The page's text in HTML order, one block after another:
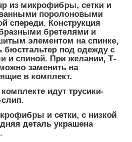
из микрофибры, сетки и
поролоновыми
спереди. Конструкция
бретелями и
элементом на спинке,
бюстгальтер под одежду с
и спиной. При желании, Т-
заменить на
в комплект.
идут трусики-
слип.
и сетки, с низкой
деталь украшена